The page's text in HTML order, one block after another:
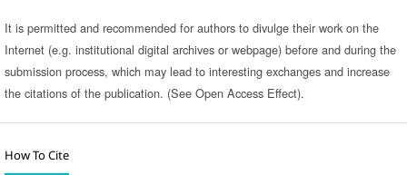
It is permitted and recommended for authors to divulge their work on the
Internet (e.g. institutional digital archives or webpage) before and during the
submission process, which may lead to interesting exchanges and increase
the citations of the publication. (See Open Access Effect).
How To Cite